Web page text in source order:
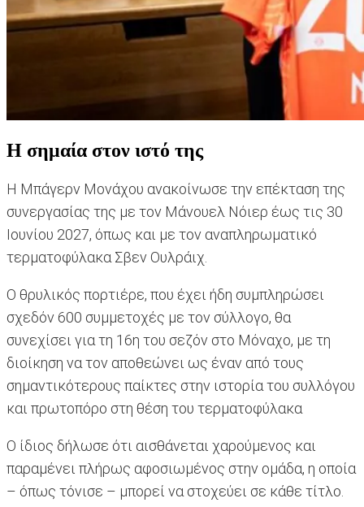
Η σημαία στον ιστό της
Η Μπάγερν Μονάχου ανακοίνωσε την επέκταση της
συνεργασίας της με τον Μάνουελ Νόιερ έως τις 30
Ιουνίου 2027, όπως και με τον αναπληρωματικό
τερματοφύλακα Σβεν Ουλράιχ.
Ο θρυλικός πορτιέρε, που έχει ήδη συμπληρώσει
σχεδόν 600 συμμετοχές με τον σύλλογο, θα
συνεχίσει για τη 16η του σεζόν στο Μόναχο, με τη
διοίκηση να τον αποθεώνει ως έναν από τους
σημαντικότερους παίκτες στην ιστορία του συλλόγου
και πρωτοπόρο στη θέση του τερματοφύλακα
Ο ίδιος δήλωσε ότι αισθάνεται χαρούμενος και
παραμένει πλήρως αφοσιωμένος στην ομάδα, η οποία
– όπως τόνισε – μπορεί να στοχεύει σε κάθε τίτλο.